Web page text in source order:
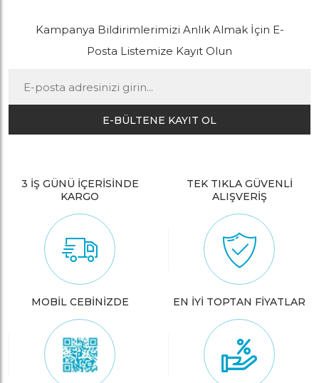
Kampanya Bildirimlerimizi Anlık Almak İçin E-
Posta Listemize Kayıt Olun
E-BÜLTENE KAYIT OL
3 İŞ GÜNÜ İÇERİSİNDE
KARGO
TEK TIKLA GÜVENLİ
ALIŞVERİŞ
MOBİL CEBİNİZDE EN İYİ TOPTAN FİYATLAR